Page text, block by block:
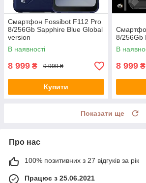
Смартфон Fossibot F112 Pro
8/256Gb Sapphire Blue Global
version
В наявності
8 999 ₴ 9 999 ₴
Купити
8/256Gb
В
8 999 ₴
Показати ще
Про нас
100% позитивних з 27 відгуків за рік
Працює з 25.06.2021